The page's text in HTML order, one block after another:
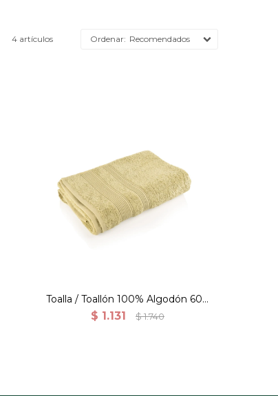
4 artículos Recomendados
Toalla-600GSM-70X140-Olive-
Verde
Toalla / Toallón 100% Algodón 600
Grs 70x140 Cm - Olive-Verde
$ 1.131 $ 1.740